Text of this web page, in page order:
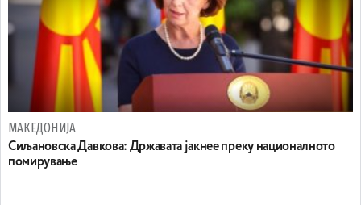
МАКЕДОНИЈА
Сиљановска Давкова: Државата јакнее преку националното
помирување